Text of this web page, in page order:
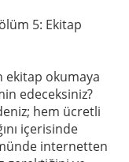
5: Ekitap
ekitap okumaya
edeceksiniz?
hem ücretli
içerisinde
internetten